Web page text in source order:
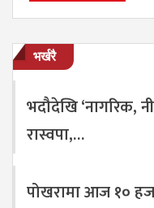
भर्खरै
भदौदेखि ‘नागरिक,
रास्वपा,…
पोखरामा आज १०